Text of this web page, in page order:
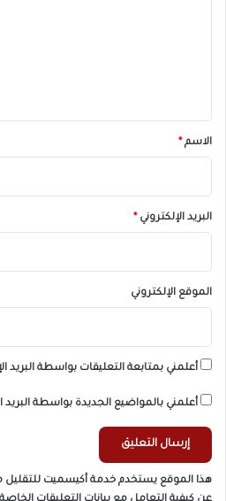
*الاسم*
البريد الإلكتروني*
الموقع الإلكتروني
أعلمني بمتابعة التعليقات بواسطة البريد
أعلمني بالمواضيع الجديدة بواسطة البريد
هذا الموقع يستخدم خدمة أكيسميت للتقليل